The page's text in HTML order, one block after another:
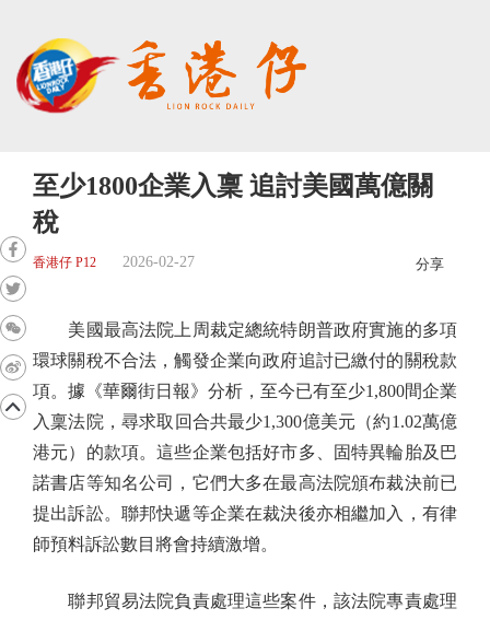
至少1800企業入稟 追討美國萬億關
稅
香港仔 P12 2026-02-27 分享
美國最高法院上周裁定總統特朗普政府實施的多項
環球關稅不合法，觸發企業向政府追討已繳付的關稅款
項。據《華爾街日報》分析，至今已有至少1,800間企業
入稟法院，尋求取回合共最少1,300億美元（約1.02萬億
港元）的款項。這些企業包括好市多、固特異輪胎及巴
諾書店等知名公司，它們大多在最高法院頒布裁決前已
提出訴訟。聯邦快遞等企業在裁決後亦相繼加入，有律
師預料訴訟數目將會持續激增。
聯邦貿易法院負責處理這些案件，該法院專責處理